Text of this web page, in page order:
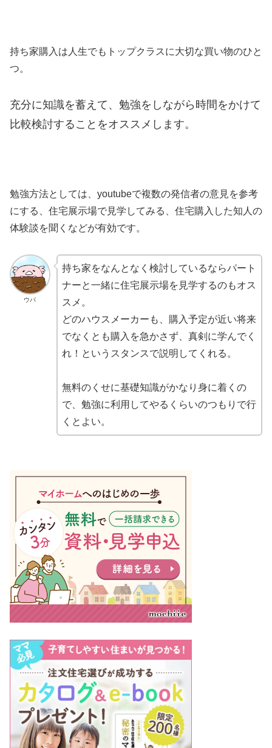
持ち家購入は人生でもトップクラスに大切な買い物のひと
つ。
充分に知識を蓄えて、勉強をしながら時間をかけて
比較検討することをオススメします。
勉強方法としては、youtubeで複数の発信者の意見を参考
にする、住宅展示場で見学してみる、住宅購入した知人の
体験談を聞くなどが有効です。
ウパ
持ち家をなんとなく検討しているならパート
ナーと一緒に住宅展示場を見学するのもオス
スメ。
どのハウスメーカーも、購入予定が近い将来
でなくとも購入を急かさず、真剣に学んでく
れ！というスタンスで説明してくれる。
無料のくせに基礎知識がかなり身に着くの
で、勉強に利用してやるくらいのつもりで行
くとよい。